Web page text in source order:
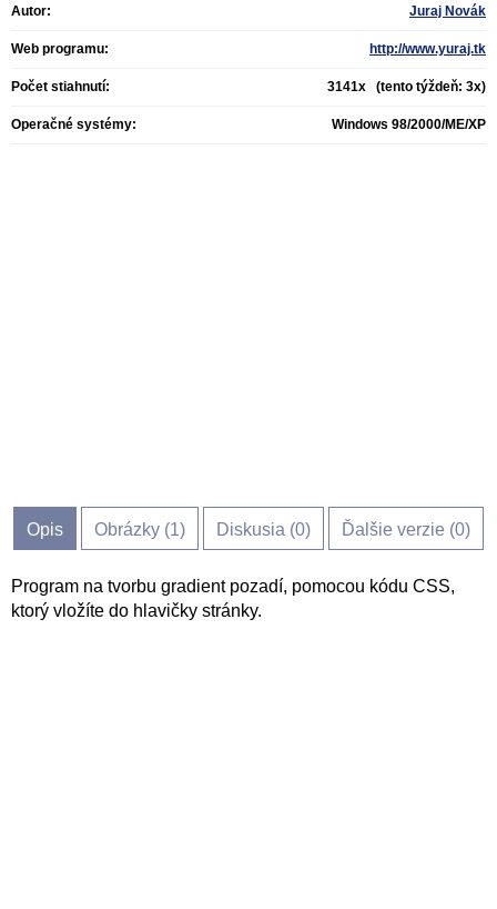
Autor: Juraj Novák
Web programu: http://www.yuraj.tk
Počet stiahnutí: 3141x (tento týždeň: 3x)
Operačné systémy: Windows 98/2000/ME/XP
Opis Obrázky (1) Diskusia (0) Ďalšie verzie (0)
Program na tvorbu gradient pozadí, pomocou kódu CSS,
ktorý vložíte do hlavičky stránky.